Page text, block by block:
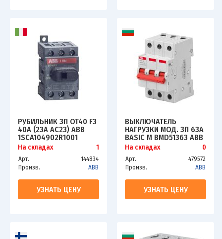
РУБИЛЬНИК 3П OT40 F3
40A (23A AC23) ABB
1SCA104902R1001
На складах 1
Арт.
144834
Произв.
ABB
УЗНАТЬ ЦЕНУ
ВЫКЛЮЧАТЕЛЬ
НАГРУЗКИ МОД. 3П 63А
BASIC M BMD51363 ABB
2CDD643051R0063
На складах 0
Арт.
479572
Произв.
ABB
УЗНАТЬ ЦЕНУ